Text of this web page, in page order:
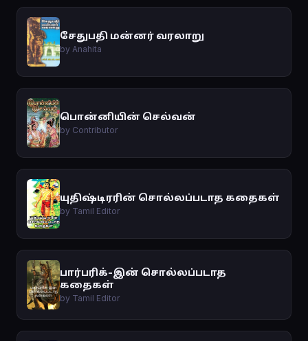
சேதுபதி மன்னர் வரலாறு
by Anahita
பொன்னியின் செல்வன்
by Contributor
யுதிஷ்டிரரின் சொல்லப்படாத கதைகள்
by Tamil Editor
பார்பரிக்-இன் சொல்லப்படாத
கதைகள்
by Tamil Editor